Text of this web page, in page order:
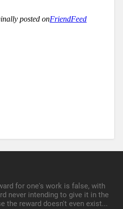
for one's work is false, with
never intending to give it in the
the reward doesn't even exist...